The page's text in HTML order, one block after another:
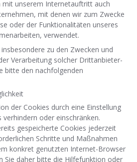
mit unserem Internetauftritt auch
mit denen wir zum Zwecke
oder der Funktionalitäten unseres
verwendet.
zu den Zwecken und
Verarbeitung solcher Drittanbieter-
bitte den nachfolgenden
der Cookies durch eine Einstellung
oder einschränken.
gespeicherte Cookies jederzeit
Schritte und Maßnahmen
konkret genutzten Internet-Browser
Sie daher bitte die Hilfefunktion oder